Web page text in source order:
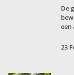
De
een
23